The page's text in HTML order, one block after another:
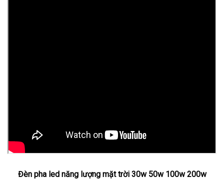
Đèn pha led năng lượng mặt trời 30w 50w 100w 200w